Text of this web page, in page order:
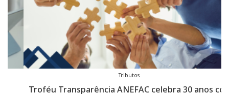
Tributos
Troféu Transparência ANEFAC celebra 30 anos com